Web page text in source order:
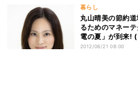
暮らし
丸山晴美の節約
るためのマネー
電の夏」が到来!
ビ・照明の効率的
2012/06/21 08:00